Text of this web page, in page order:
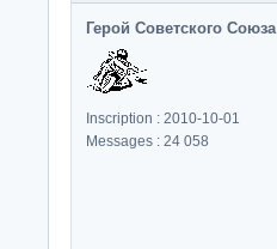
Герой Советского Союза
Inscription : 2010-10-01
Messages : 24 058